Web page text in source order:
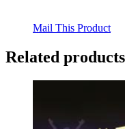
Mail This Product
Related products